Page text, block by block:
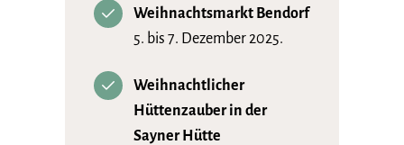
Weihnachtsmarkt Bendorf
5. bis 7. Dezember 2025.
Weihnachtlicher
Hüttenzauber in der
Sayner Hütte